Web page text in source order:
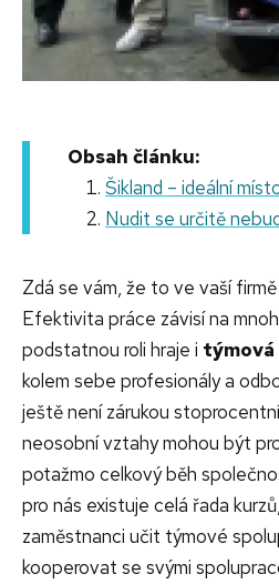
Obsah článku:
Šikland – ideální
Nudit se určitě
Zdá se vám, že to ve vaší
Efektivita práce závisí na
podstatnou roli hraje i týmová
kolem sebe profesionály a
ještě není zárukou
neosobní vztahy mohou být
potažmo celkový běh
pro nás existuje celá řada
zaměstnanci učit týmové
kooperovat se svými